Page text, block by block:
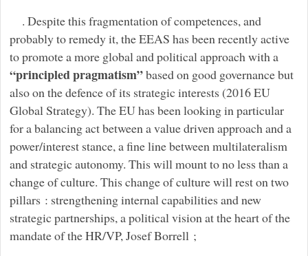
. Despite this fragmentation of competences, and
probably to remedy it, the EEAS has been recently active
to promote a more global and political approach with a
“principled pragmatism”based on good governance but
also on the defence of its strategic interests (2016 EU
Global Strategy). The EU has been looking in particular
for a balancing act between a value driven approach and a
power/interest stance, a fine line between multilateralism
and strategic autonomy. This will mount to no less than a
change of culture. This change of culture will rest on two
pillars : strengthening internal capabilities and new
strategic partnerships, a political vision at the heart of the
mandate of the HR/VP, Josef Borrell ;